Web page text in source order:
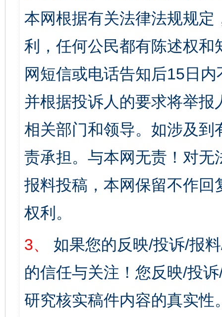
本网根据有关法律法规规
利，任何公民都有陈述权
网短信或电话告知后15日
并根据投诉人的要求将举
相关部门和领导。如涉及
责承担。与本网无责！对
报料投稿，本网保留不作
权利。
3、
如果您的反映/投诉/报
的信任与关注！您反映/投
研究核实稿件内容的真实